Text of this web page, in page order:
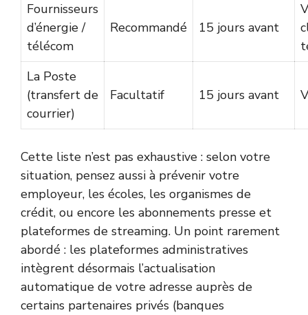
Fournisseurs
d’énergie /
télécom
Recommandé 15 jours avant
La Poste
(transfert de
courrier)
Facultatif 15 jours avant
Cette liste n’est pas exhaustive : selon votre
situation, pensez aussi à prévenir votre
employeur, les écoles, les organismes de
crédit, ou encore les abonnements presse et
plateformes de streaming. Un point rarement
abordé : les plateformes administratives
intègrent désormais l’actualisation
automatique de votre adresse auprès de
certains partenaires privés (banques